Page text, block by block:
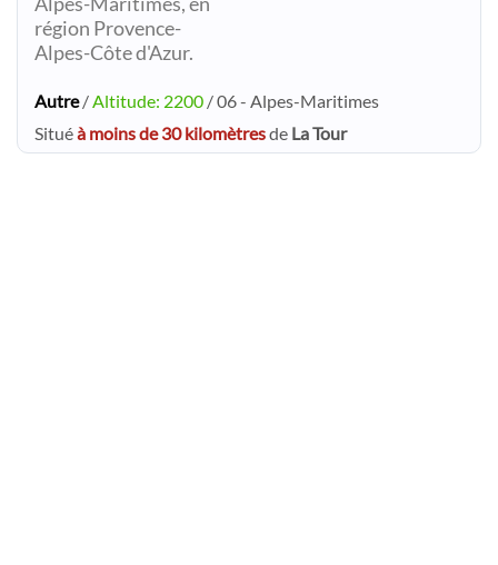
région Provence-
Alpes-Côte d'Azur.
Autre/ Altitude: 2200 / 06 - Alpes-Maritimes
Situéà moins de 30 kilomètresde La Tour